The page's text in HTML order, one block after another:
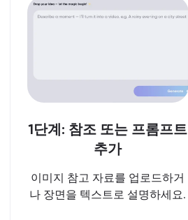
1단계: 참조 또는 프롬프트
추가
이미지 참고 자료를 업로드하거
나 장면을 텍스트로 설명하세요.